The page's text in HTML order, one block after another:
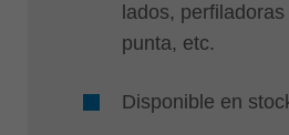
lados,
punta, etc.
Disponible en